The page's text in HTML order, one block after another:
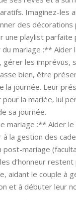
Imaginez-les
des décorations
une playlist parfaite
mariage :** Aider
les imprévus,
bien, être
la journée. Leur
la mariée, lui
sa journée.
mariage :** Aider le
à la gestion des
post-mariage
d’honneur
aidant le couple à
et à débuter leur